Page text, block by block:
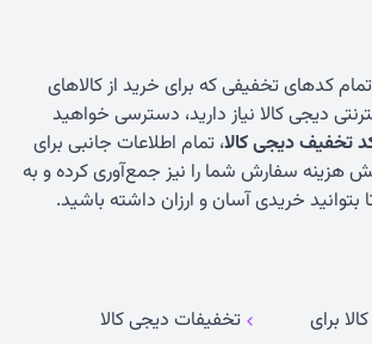
کدهای تخفیفی که برای خرید از کالاهای
دیجی کالا نیاز دارید، دسترسی خواهید
تخفیف دیجی کالا، تمام اطلاعات جانبی برای
هزینه سفارش شما را نیز جمع‌آوری کرده و به
بتوانید خریدی آسان و ارزان داشته باشید.
برای
تخفیفات دیجی کالا